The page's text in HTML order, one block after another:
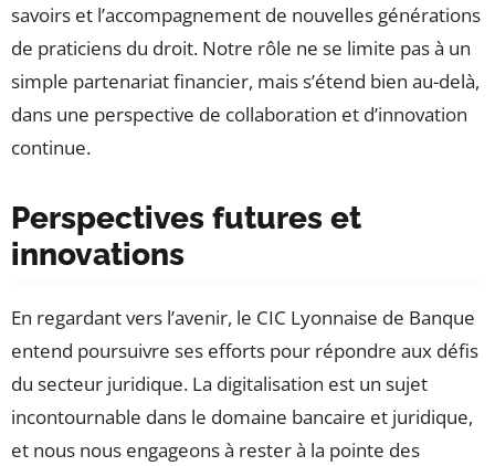
savoirs et l’accompagnement de nouvelles générations
de praticiens du droit. Notre rôle ne se limite pas à un
simple partenariat financier, mais s’étend bien au-delà,
dans une perspective de collaboration et d’innovation
continue.
Perspectives futures et
innovations
En regardant vers l’avenir, le CIC Lyonnaise de Banque
entend poursuivre ses efforts pour répondre aux défis
du secteur juridique. La digitalisation est un sujet
incontournable dans le domaine bancaire et juridique,
et nous nous engageons à rester à la pointe des